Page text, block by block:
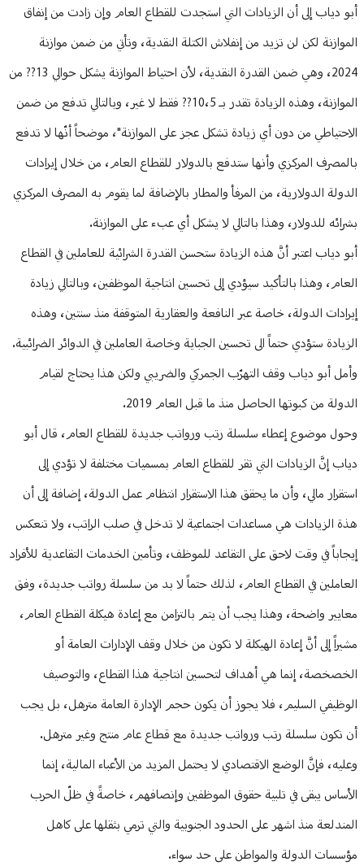
أبو دياب إلى أن الزيادات التي استجدت للقطاع العام وإن زادت من إنفاق
الموازنة لكن لن تزيد من إنفلاش الكتلة النقدية، وتأتي من ضمن موازنة
2024، وهي ضمن القدرة النقدية، لأن احتياط الموازنة يشكل حوالي 13?? من
الموازنة، وهذه الزيادة تقدر بـ 10،5?? فقط لا غير، وبالتالي تدفع من ضمن
الاحتياطي من دون أي زيادة تشكل عجز على الموازنة"، موضحاً أنّها لا تدفع
بالمصرف المركزي وأنها ستدفع بالدولار للقطاع العام، من خلال إيرادات
الدولة الدولارية، من المرفأ والمطار بالإضافة لما يقوم به المصرف المركزي
بشرائه للدولار، وهذا بالتالي لا يشكل أي عبء على الموازنة.
أبو دياب اعتبر أنَّ هذه الزيادة ستحسن القدرة الشرائية للعاملين في القطاع
العام، وهذا بالتأكيد سيؤدي إلى تحسين انتاجية الموظفين، وبالتالي زيادة
إيرادات الدولة، خاصة عبر النافعة والعقارية المتوقفة منذ سنتين، وهذه
الزيادة ستؤدي حتماً الى تحسين الجباية وخاصة العاملين في الدوائر الضرائبية.
وأمل أبو دياب وقف التهرّب الجمركي والضريبي ولكن هذا يحتاج لقيام
الدولة من كبوتها الحاصل منذ ما قبل العام 2019.
وحول موضوع إعطاء سلسلة رتب ورواتب جديدة للقطاع العام، قال أبو
دياب إنَّ الزيادات التي تقر للقطاع العام بمسميات مختلفة لا تؤدي إلى
استقرار مالي، وأن ما يحقق هذا الاستقرار انتظام عمل الدولة، إضافة إلى أن
هذة الزيادات هي مساعدات اجتماعية لا تدخل في صلب الراتب، ولا تنعكس
إيجاباً في وقت لاحق على التقاعد للموظف، وتأمين الخدمات التقاعدية للأفراد
العاملين في القطاع العام، لذلك حتماً لا بد من سلسلة رواتب جديدة، وفق
معايير واضحة، وهذا يجب أن يتم بالتزامن مع إعادة هيكلة القطاع العام،
مشيراً إلى أنَّ إعادة الهيكلة لا تكون من خلال وقف الإدارات العامة أو
الخصخصة، إنما هي أهداف لتحسين انتاجية هذا القطاع، والتوصيف
الوظيفي السليم، فلا يجوز أن يكون حجم الإدارة العامة مترهل، بل يجب
أن تكون سلسلة رتب ورواتب جديدة مع قطاع عام منتج وغير مترهل.
وعليه، فإنَّ الوضع الاقتصادي لا يحتمل المزيد من الأعباء المالية، إنما
الأساس يبقى في تلبية حقوق الموظفين وإنصافهم، خاصةً في ظلّ الحرب
المندلعة منذ اشهر على الحدود الجنوبية والتي ترمي بثقلها على كاهل
مؤسسات الدولة والمواطن على حد سواء.